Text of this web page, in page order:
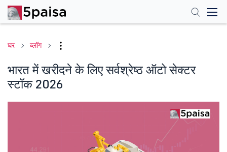
घर ब्लॉग
भारत में खरीदने के लिए सर्वश्रेष्ठ ऑटो सेक्टर
स्टॉक 2026